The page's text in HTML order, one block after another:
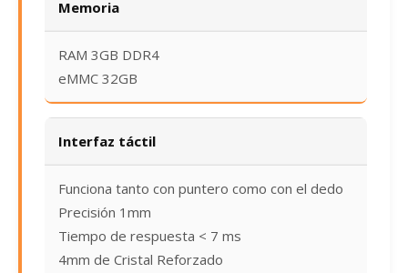
Memoria
RAM 3GB DDR4
eMMC 32GB
Interfaz táctil
Funciona tanto con puntero como con el dedo
Precisión 1mm
Tiempo de respuesta < 7 ms
4mm de Cristal Reforzado